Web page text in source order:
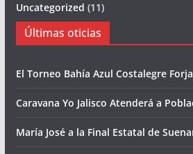
Uncategorized (11)
Últimas oticias
El Torneo Bahía Azul Costalegre
Caravana Yo Jalisco Atenderá a
María José a la Final Estatal de